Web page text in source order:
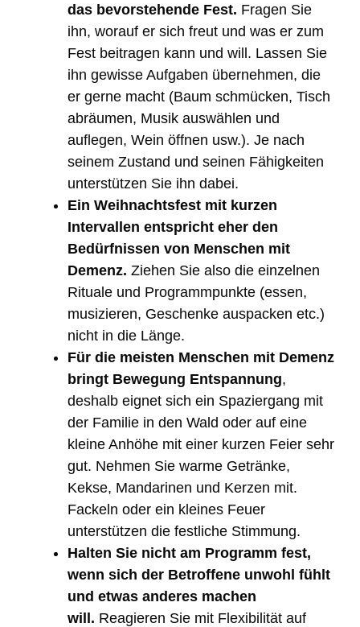
das bevorstehende Fest. Fragen Sie
ihn, worauf er sich freut und was er zum
Fest beitragen kann und will. Lassen Sie
ihn gewisse Aufgaben übernehmen, die
er gerne macht (Baum schmücken, Tisch
abräumen, Musik auswählen und
auflegen, Wein öffnen usw.). Je nach
seinem Zustand und seinen Fähigkeiten
unterstützen Sie ihn dabei.
Ein Weihnachtsfest mit kurzen
Intervallen entspricht eher den
Bedürfnissen von Menschen mit
Demenz. Ziehen Sie also die einzelnen
Rituale und Programmpunkte (essen,
musizieren, Geschenke auspacken etc.)
nicht in die Länge.
Für die meisten Menschen mit Demenz
bringt Bewegung Entspannung,
deshalb eignet sich ein Spaziergang mit
der Familie in den Wald oder auf eine
kleine Anhöhe mit einer kurzen Feier sehr
gut. Nehmen Sie warme Getränke,
Kekse, Mandarinen und Kerzen mit.
Fackeln oder ein kleines Feuer
unterstützen die festliche Stimmung.
Halten Sie nicht am Programm fest,
wenn sich der Betroffene unwohl fühlt
und etwas anderes machen
will. Reagieren Sie mit Flexibilität auf